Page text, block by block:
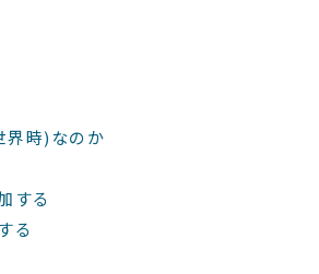
界時)なのか
する
る